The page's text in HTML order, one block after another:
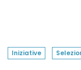
Iniziative